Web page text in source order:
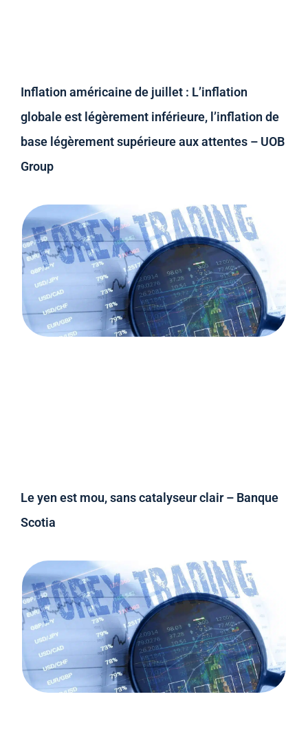
Inflation américaine de juillet : L’inflation
globale est légèrement inférieure, l’inflation de
base légèrement supérieure aux attentes – UOB
Group
Le yen est mou, sans catalyseur clair – Banque
Scotia